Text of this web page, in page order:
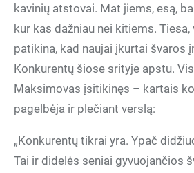
kavinių atstovai. Mat jiems, esą,
kur kas dažniau nei kitiems. Tiesa,
patikina, kad naujai įkurtai švaros
Konkurentų šiose srityje apstu.
Maksimovas įsitikinęs – kartais
pagelbėja ir plečiant verslą:
„Konkurentų tikrai yra. Ypač
Tai ir didelės seniai gyvuojančios